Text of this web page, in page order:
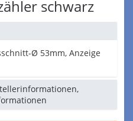
schwarz
Ø 53mm, Anzeige